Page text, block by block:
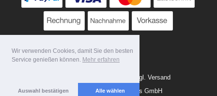
Wir verwenden Cookies, damit Sie den besten
Service genießen können. Mehr erfahren
Auswahl bestätigen Alle wählen
* Alle Preise zzgl. MwSt. evtl. zzgl. Versand
Copyright 2026 by Tattoo-Tools GmbH